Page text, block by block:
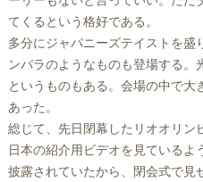
てくるという格好である。
多分にジャパニーズテイストを
ンバラのようなものも登場する
というものもある。会場の中で
あった。
総じて、先日閉幕したリオオリン
日本の紹介用ビデオを見ている
披露されていたから、閉会式で